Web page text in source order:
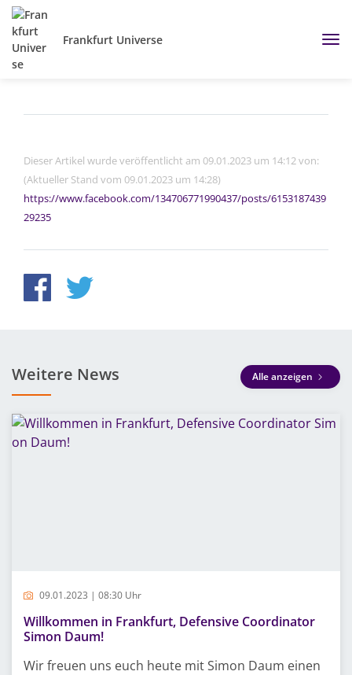
Frankfurt Universe
Dieser Artikel wurde veröffentlicht am 09.01.2023 um 14:12 von:
(Aktueller Stand vom 09.01.2023 um 14:28)
https://www.facebook.com/134706771990437/posts/6153187439
29235
Weitere News Alle anzeigen
09.01.2023 | 08:30 Uhr
Willkommen in Frankfurt, Defensive Coordinator
Simon Daum!
Wir freuen uns euch heute mit Simon Daum einen